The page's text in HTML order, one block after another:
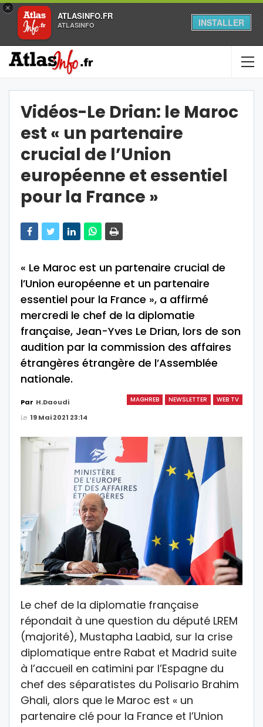
×
ATLASINFO.FR
ATLASINFO INSTALLER
Vidéos-Le Drian: le Maroc
est « un partenaire
crucial de l’Union
européenne et essentiel
pour la France »
« Le Maroc est un partenaire crucial de
l’Union européenne et un partenaire
essentiel pour la France », a affirmé
mercredi le chef de la diplomatie
française, Jean-Yves Le Drian, lors de son
audition par la commission des affaires
étrangères étrangère de l’Assemblée
nationale.
MAGHREB NEWSLETTER WEB TV
Par H.Daoudi
Le 19 Mai 2021 23:14
Le chef de la diplomatie française
répondait à une question du député LREM
(majorité), Mustapha Laabid, sur la crise
diplomatique entre Rabat et Madrid suite
à l’accueil en catimini par l’Espagne du
chef des séparatistes du Polisario Brahim
Ghali, alors que le Maroc est « un
partenaire clé pour la France et l’Union